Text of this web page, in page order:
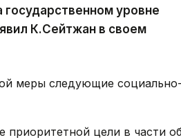
уровне
К.Сейтжан в своем
меры следующие социально-
приоритетной цели в части